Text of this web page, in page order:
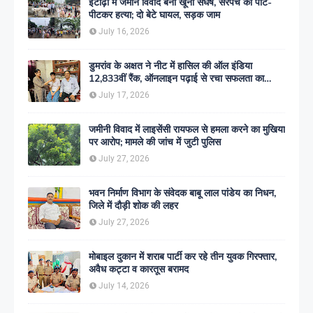
इटाढ़ी में जमीन विवाद बना खूनी संघर्ष, सरपंच की पीट-
पीटकर हत्या; दो बेटे घायल, सड़क जाम
July 16, 2026
डुमरांव के अक्षत ने नीट में हासिल की ऑल इंडिया
12,833वीं रैंक, ऑनलाइन पढ़ाई से रचा सफलता का
इतिहास
July 17, 2026
जमीनी विवाद में लाइसेंसी रायफल से हमला करने का मुखिया
पर आरोप; मामले की जांच में जुटी पुलिस
July 27, 2026
भवन निर्माण विभाग के संवेदक बाबू लाल पांडेय का निधन,
जिले में दौड़ी शोक की लहर
July 27, 2026
मोबाइल दुकान में शराब पार्टी कर रहे तीन युवक गिरफ्तार,
अवैध कट्टा व कारतूस बरामद
July 14, 2026